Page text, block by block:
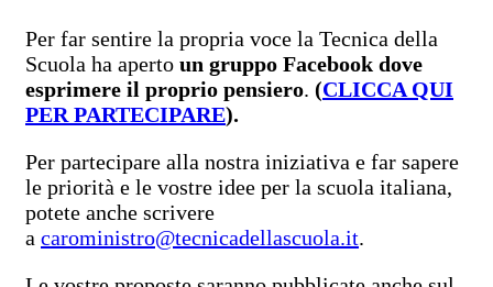
Per far sentire la propria voce la Tecnica della
Scuola ha aperto un gruppo Facebook dove
esprimere il proprio pensiero. (CLICCA QUI
PER PARTECIPARE).
Per partecipare alla nostra iniziativa e far sapere
le priorità e le vostre idee per la scuola italiana,
potete anche scrivere
a caroministro@tecnicadellascuola.it.